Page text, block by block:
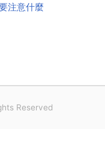
注意什麼
Reserved